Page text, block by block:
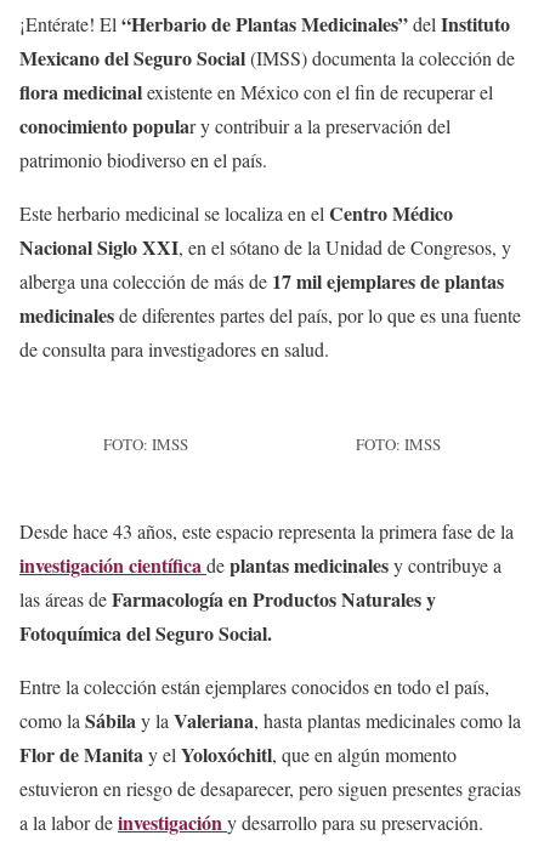
¡Entérate! El “Herbario de Plantas Medicinales”del Instituto
Mexicano del Seguro Social(IMSS) documenta la colección de
flora medicinalexistente en México con el fin de recuperar el
conocimiento popular y contribuir a la preservación del
patrimonio biodiverso en el país.
Este herbario medicinal se localiza en el Centro Médico
Nacional Siglo XXI, en el sótano de la Unidad de Congresos, y
alberga una colección de más de 17 mil ejemplares de plantas
medicinalesde diferentes partes del país, por lo que es una fuente
de consulta para investigadores en salud.
FOTO: IMSS FOTO: IMSS
Desde hace 43 años, este espacio representa la primera fase de la
investigación científicadeplantas medicinalesy contribuye a
las áreas deFarmacología en Productos Naturales y
Fotoquímica del Seguro Social.
Entre la colección están ejemplares conocidos en todo el país,
como laSábilay laValeriana, hasta plantas medicinales como la
Flor de Manitay elYoloxóchitl, que en algún momento
estuvieron en riesgo de desaparecer, pero siguen presentes gracias
a la labor deinvestigacióny desarrollo para su preservación.